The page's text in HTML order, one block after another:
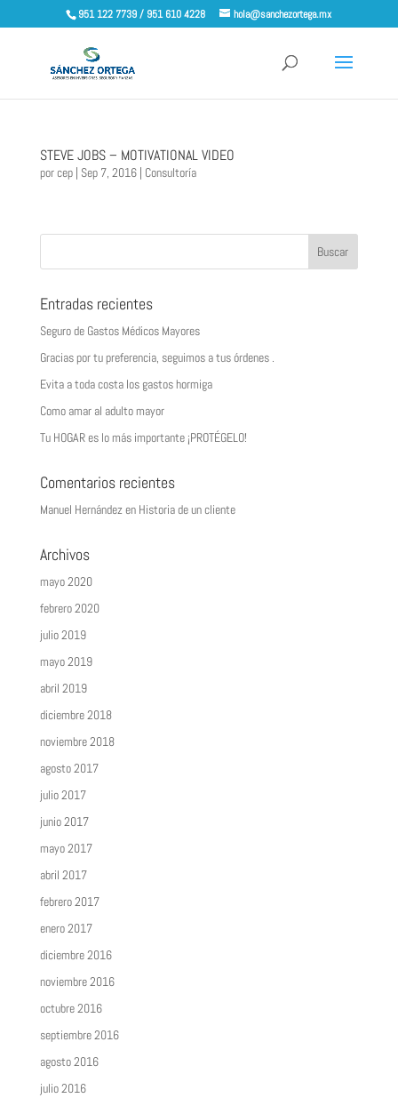
951 122 7739 / 951 610 4228 hola@sanchezortega.mx
STEVE JOBS – MOTIVATIONAL VIDEO
porcep| Sep 7, 2016| Consultoría
Entradas recientes
Seguro de Gastos Médicos Mayores
Gracias por tu preferencia, seguimos a tus órdenes .
Evita a toda costa los gastos hormiga
Como amar al adulto mayor
Tu HOGAR es lo más importante ¡PROTÉGELO!
Comentarios recientes
Manuel Hernándezen Historia de un cliente
Archivos
mayo 2020
febrero 2020
julio 2019
mayo 2019
abril 2019
diciembre 2018
noviembre 2018
agosto 2017
julio 2017
junio 2017
mayo 2017
abril 2017
febrero 2017
enero 2017
diciembre 2016
noviembre 2016
octubre 2016
septiembre 2016
agosto 2016
julio 2016